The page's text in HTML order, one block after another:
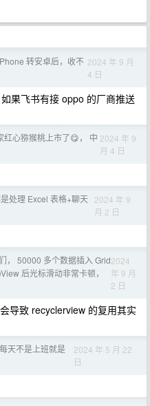
转安卓后，收不 2024 年 9 月
4 日
果飞书有接 oppo 的厂商推送
红心猕猴桃上市了😋， 中 2024 年 9
月 4 日
处理 Excel 表格+聊天 2024 年 9
月 2 日
， 50000 多个数据插入 Grid
后光标滑动非常卡顿，
2024
年 9 月
2 日
导致 recyclerview 的复用其实
每天不是上班就是
2024 年 5 月 22
日